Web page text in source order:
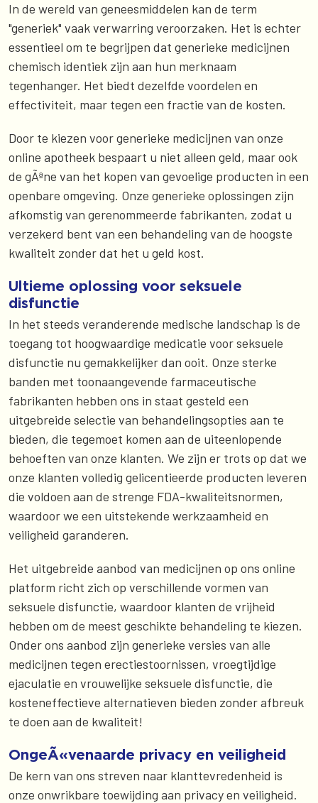
In de wereld van geneesmiddelen kan de term
"generiek" vaak verwarring veroorzaken. Het is echter
essentieel om te begrijpen dat generieke medicijnen
chemisch identiek zijn aan hun merknaam
tegenhanger. Het biedt dezelfde voordelen en
effectiviteit, maar tegen een fractie van de kosten.
Door te kiezen voor generieke medicijnen van onze
online apotheek bespaart u niet alleen geld, maar ook
de gÃªne van het kopen van gevoelige producten in een
openbare omgeving. Onze generieke oplossingen zijn
afkomstig van gerenommeerde fabrikanten, zodat u
verzekerd bent van een behandeling van de hoogste
kwaliteit zonder dat het u geld kost.
Ultieme oplossing voor seksuele
disfunctie
In het steeds veranderende medische landschap is de
toegang tot hoogwaardige medicatie voor seksuele
disfunctie nu gemakkelijker dan ooit. Onze sterke
banden met toonaangevende farmaceutische
fabrikanten hebben ons in staat gesteld een
uitgebreide selectie van behandelingsopties aan te
bieden, die tegemoet komen aan de uiteenlopende
behoeften van onze klanten. We zijn er trots op dat we
onze klanten volledig gelicentieerde producten leveren
die voldoen aan de strenge FDA-kwaliteitsnormen,
waardoor we een uitstekende werkzaamheid en
veiligheid garanderen.
Het uitgebreide aanbod van medicijnen op ons online
platform richt zich op verschillende vormen van
seksuele disfunctie, waardoor klanten de vrijheid
hebben om de meest geschikte behandeling te kiezen.
Onder ons aanbod zijn generieke versies van alle
medicijnen tegen erectiestoornissen, vroegtijdige
ejaculatie en vrouwelijke seksuele disfunctie, die
kosteneffectieve alternatieven bieden zonder afbreuk
te doen aan de kwaliteit!
OngeÃ«venaarde privacy en veiligheid
De kern van ons streven naar klanttevredenheid is
onze onwrikbare toewijding aan privacy en veiligheid.